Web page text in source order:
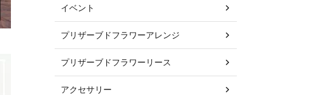
イベント
プリザーブドフラワーアレンジ
プリザーブドフラワーリース
アクセサリー